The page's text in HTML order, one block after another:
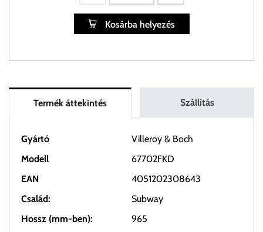
Kosárba helyezés
Termék áttekintés Szállítás
Gyártó
Villeroy & Boch
Modell
67702FKD
EAN
4051202308643
Család:
Subway
Hossz (mm-ben):
965